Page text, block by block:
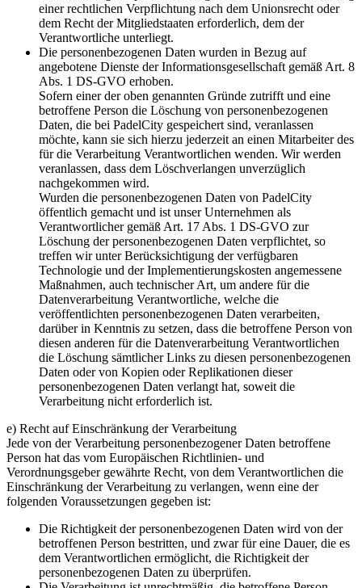
einer rechtlichen Verpflichtung nach dem Unionsrecht oder
dem Recht der Mitgliedstaaten erforderlich, dem der
Verantwortliche unterliegt.
Die personenbezogenen Daten wurden in Bezug auf
angebotene Dienste der Informationsgesellschaft gemäß Art. 8
Abs. 1 DS-GVO erhoben.
Sofern einer der oben genannten Gründe zutrifft und eine
betroffene Person die Löschung von personenbezogenen
Daten, die bei PadelCity gespeichert sind, veranlassen
möchte, kann sie sich hierzu jederzeit an einen Mitarbeiter des
für die Verarbeitung Verantwortlichen wenden. Wir werden
veranlassen, dass dem Löschverlangen unverzüglich
nachgekommen wird.
Wurden die personenbezogenen Daten von PadelCity
öffentlich gemacht und ist unser Unternehmen als
Verantwortlicher gemäß Art. 17 Abs. 1 DS-GVO zur
Löschung der personenbezogenen Daten verpflichtet, so
treffen wir unter Berücksichtigung der verfügbaren
Technologie und der Implementierungskosten angemessene
Maßnahmen, auch technischer Art, um andere für die
Datenverarbeitung Verantwortliche, welche die
veröffentlichten personenbezogenen Daten verarbeiten,
darüber in Kenntnis zu setzen, dass die betroffene Person von
diesen anderen für die Datenverarbeitung Verantwortlichen
die Löschung sämtlicher Links zu diesen personenbezogenen
Daten oder von Kopien oder Replikationen dieser
personenbezogenen Daten verlangt hat, soweit die
Verarbeitung nicht erforderlich ist.
e) Recht auf Einschränkung der Verarbeitung
Jede von der Verarbeitung personenbezogener Daten betroffene
Person hat das vom Europäischen Richtlinien- und
Verordnungsgeber gewährte Recht, von dem Verantwortlichen die
Einschränkung der Verarbeitung zu verlangen, wenn eine der
folgenden Voraussetzungen gegeben ist:
Die Richtigkeit der personenbezogenen Daten wird von der
betroffenen Person bestritten, und zwar für eine Dauer, die es
dem Verantwortlichen ermöglicht, die Richtigkeit der
personenbezogenen Daten zu überprüfen.